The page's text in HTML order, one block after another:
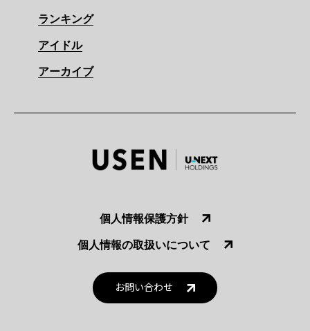
ランキング
アイドル
アーカイブ
個人情報保護方針
個人情報の取扱いについて
お問い合わせ